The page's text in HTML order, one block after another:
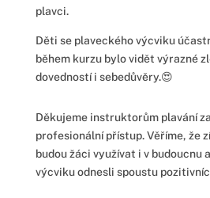
plavci.
Děti se plaveckého výcviku
během kurzu bylo vidět výrazné
dovedností i sebedůvěry.😍
Děkujeme instruktorům plavání
profesionální přístup. Věříme, že
budou žáci využívat i v budoucnu
výcviku odnesli spoustu